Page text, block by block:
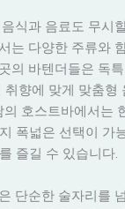
식과 음료도 무시
는 다양한 주류와
의 바텐더들은 독
취향에 맞게 맞춤형
의 호스트바에서는
폭넓은 선택이 가
즐길 수 있습니다.
단순한 술자리를